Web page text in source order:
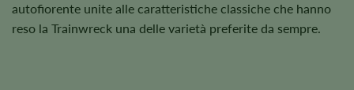
autofiorente unite alle caratteristiche classiche che hanno
reso la Trainwreck una delle varietà preferite da sempre.